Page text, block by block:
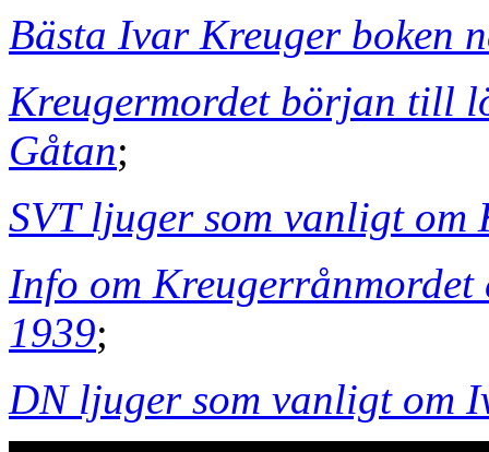
Bästa Ivar Kreuger boken
Kreugermordet början till
Gåtan;
SVT ljuger som vanligt om
Info om Kreugerrånmordet
1939;
DN ljuger som vanligt om